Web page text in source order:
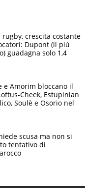
crescita costante
Dupont (il più
guadagna solo 1,4
e Amorim bloccano il
Cheek, Estupinian
Soulè e Osorio nel
scusa ma non si
tentativo di